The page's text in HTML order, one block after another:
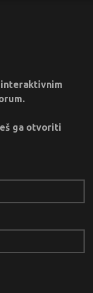
interaktivnim
ga otvoriti